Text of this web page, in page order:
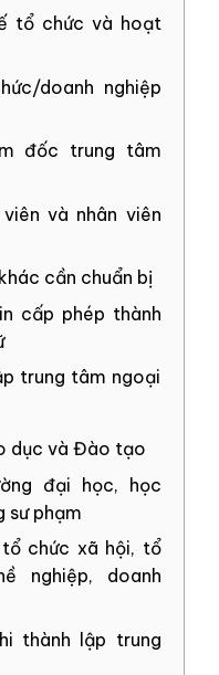
tổ chức và hoạt
doanh nghiệp
đốc trung tâm
và nhân viên
cần chuẩn bị
cấp phép thành
trung tâm ngoại
dục và Đào tạo
đại học, học
sư phạm
tổ chức xã hội, tổ
nghiệp, doanh
thành lập trung